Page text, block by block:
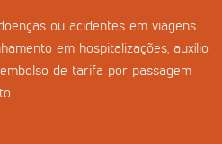
ou acidentes em viagens
em hospitalizações, auxílio
de tarifa por passagem